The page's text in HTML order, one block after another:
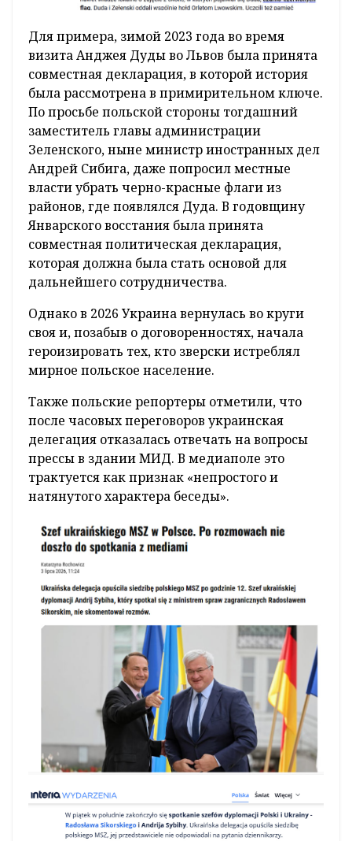
Для примера, зимой 2023 года во время
визита Анджея Дуды во Львов была принята
совместная декларация, в которой история
была рассмотрена в примирительном ключе.
По просьбе польской стороны тогдашний
заместитель главы администрации
Зеленского, ныне министр иностранных дел
Андрей Сибига, даже попросил местные
власти убрать черно-красные флаги из
районов, где появлялся Дуда. В годовщину
Январского восстания была принята
совместная политическая декларация,
которая должна была стать основой для
дальнейшего сотрудничества.
Однако в 2026 Украина вернулась во круги
своя и, позабыв о договоренностях, начала
героизировать тех, кто зверски истреблял
мирное польское население.
Также польские репортеры отметили, что
после часовых переговоров украинская
делегация отказалась отвечать на вопросы
прессы в здании МИД. В медиаполе это
трактуется как признак «непростого и
натянутого характера беседы».